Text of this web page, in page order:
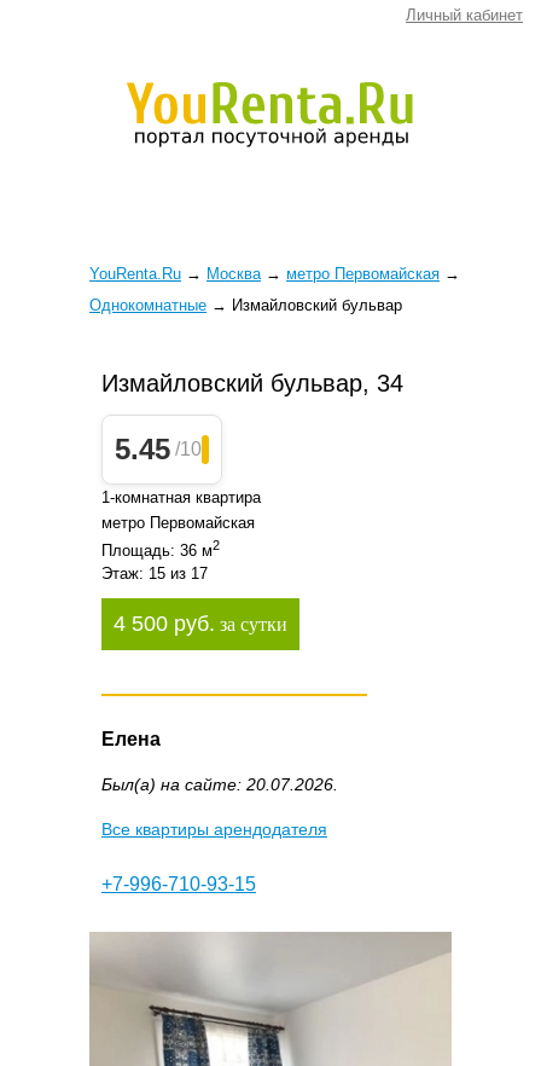
Личный кабинет
YouRenta.Ru → Москва → метро Первомайская →
Однокомнатные → Измайловский бульвар
Измайловский бульвар, 34
5.45 /10
1-комнатная квартира
метро Первомайская
Площадь: 36 м2
Этаж: 15 из 17
4 500 руб. за сутки
Елена
Был(а) на сайте: 20.07.2026.
Все квартиры арендодателя
+7-996-710-93-15